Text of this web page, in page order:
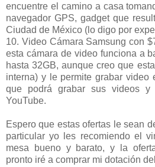
encuentre el camino a casa
navegador GPS, gadget que
Ciudad de México (lo digo por
10. Video Cámara Samsung con
esta cámara de video funciona a
hasta 32GB, aunque creo que
interna) y le permite grabar video
que podrá grabar sus videos y
YouTube.
Espero que estas ofertas le sean
particular yo les recomiendo el
mesa bueno y barato, y la
pronto iré a comprar mi dotación